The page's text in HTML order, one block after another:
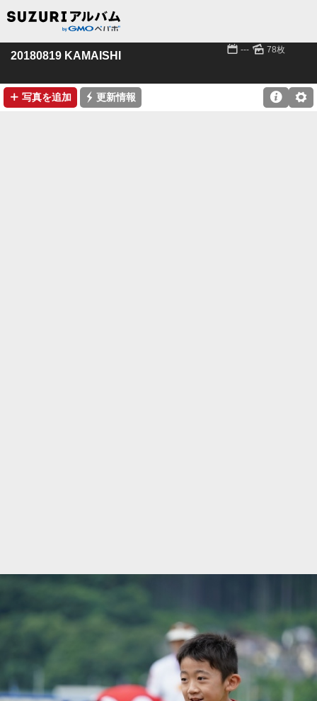
20180819 KAMAISHI 📅 --- 🌄 78枚
➕ 写真を追加 ⚡ 更新情報 ⚙
